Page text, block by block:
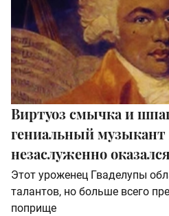
Виртуоз смычка и
гениальный
незаслуженно
Этот уроженец Гваделупы
талантов, но больше всего
поприще